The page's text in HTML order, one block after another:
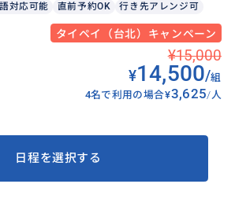
対応可能 直前予約OK 行き先アレンジ可
タイペイ（台北）キャンペーン
¥15,000
¥14,500/組
4名で利用の場合¥3,625/ 人
日程を選択する